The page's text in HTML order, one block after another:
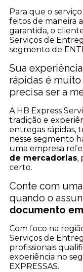
Para que o
feitos de maneira
garantida, o
Serviços de
segmento de
Sua
rápidas é
precisa ser a
A HB Express
tradição e
entregas rápidas,
nesse segmento
uma empresa
de mercadorias,
certo.
Conte com
quando o
documento
Com foco na
Serviços de
profissionais
experiência no
EXPRESSAS.